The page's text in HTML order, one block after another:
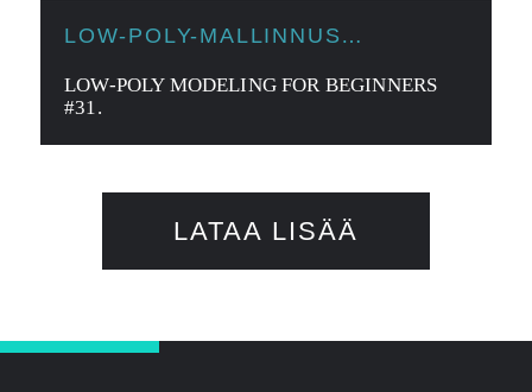
LOW-POLY-MALLINNUS
LOW-POLY MODELING FOR BEGINNERS
#31.
LATAA LISÄÄ